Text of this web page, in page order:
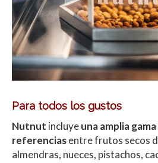
Para todos los gustos
Nutnut incluyeuna amplia
referenciasentre frutos secos
almendras, nueces, pistachos,